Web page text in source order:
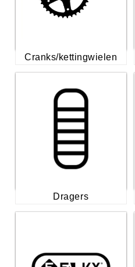
Cranks/kettingwielen
Dragers